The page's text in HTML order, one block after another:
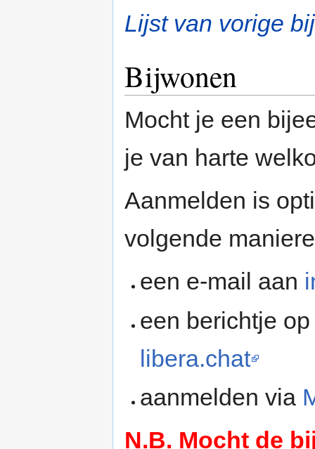
Lijst van vorige
Bijwonen
Mocht je een
je van harte
Aanmelden is
volgende
een e-mail aan
een berichtje
libera.chat
aanmelden via
N.B. Mocht de